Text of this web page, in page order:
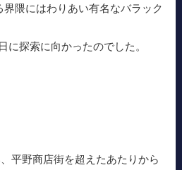
隈にはわりあい有名なバラック
に探索に向かったのでした。
平野商店街を超えたあたりから